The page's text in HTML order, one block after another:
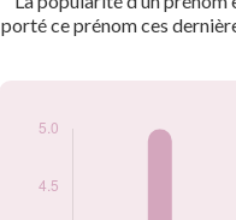
porté ce prénom ces
Popularité du
2015
5
2023